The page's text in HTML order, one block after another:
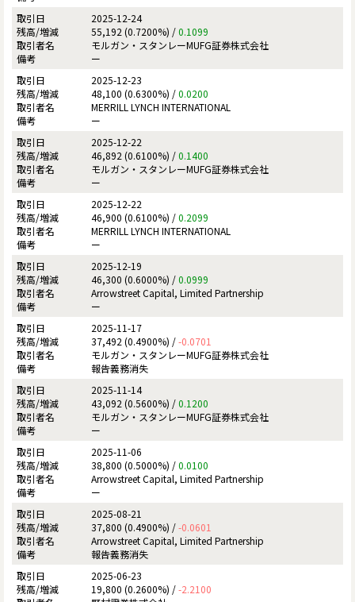
2025-12-24
55,192 (0.7200%) /0.1099
モルガン・スタンレーMUFG証券株式会社
ー
2025-12-23
48,100 (0.6300%) /0.0200
MERRILL LYNCH INTERNATIONAL
ー
2025-12-22
46,892 (0.6100%) /0.1400
モルガン・スタンレーMUFG証券株式会社
ー
2025-12-22
46,900 (0.6100%) /0.2099
MERRILL LYNCH INTERNATIONAL
ー
2025-12-19
46,300 (0.6000%) /0.0999
Arrowstreet Capital, Limited Partnership
ー
2025-11-17
37,492 (0.4900%) /-0.0701
モルガン・スタンレーMUFG証券株式会社
報告義務消失
2025-11-14
43,092 (0.5600%) /0.1200
モルガン・スタンレーMUFG証券株式会社
ー
2025-11-06
38,800 (0.5000%) /0.0100
Arrowstreet Capital, Limited Partnership
ー
2025-08-21
37,800 (0.4900%) /-0.0601
Arrowstreet Capital, Limited Partnership
報告義務消失
2025-06-23
19,800 (0.2600%) /-2.2100